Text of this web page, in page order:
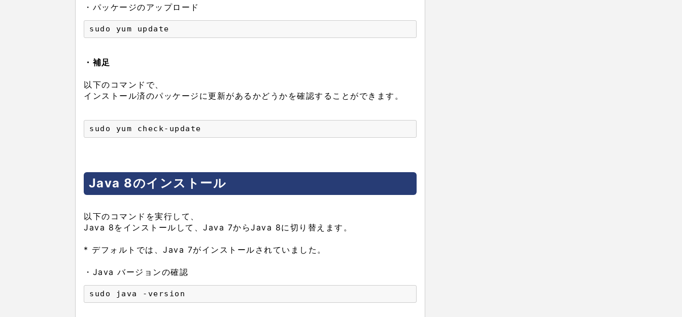
・パッケージのアップロード
・補足
以下のコマンドで、
インストール済のパッケージに更新があるかどうかを確認することができます。
Java 8のインストール
以下のコマンドを実行して、
Java 8をインストールして、Java 7からJava 8に切り替えます。
* デフォルトでは、Java 7がインストールされていました。
・Java バージョンの確認
sudo java -version